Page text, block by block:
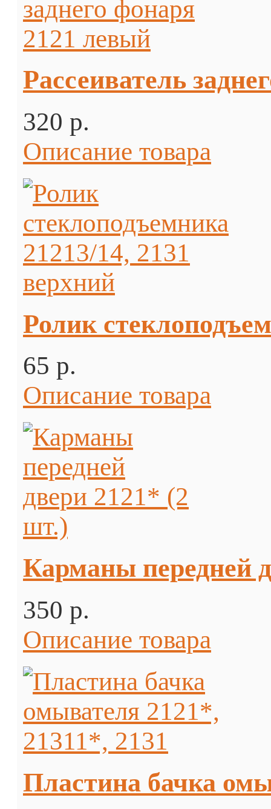
Рассеиватель
320 p.
Описание товара
Ролик
65 p.
Описание товара
Карманы передней
350 p.
Описание товара
Пластина бачка